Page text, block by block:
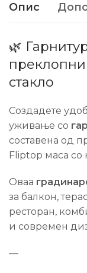
Опис
🌿
преклопни
стакло
Создадете
уживање со
составена од
Fliptop маса со
Оваа
за балкон,
ресторан,
и современ
—